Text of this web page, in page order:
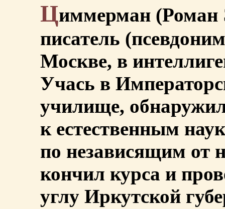
Циммерман (Роман
писатель
Москве, в
Учась в
училище,
к естественным
по независящим от
кончил курса и
углу Иркутской